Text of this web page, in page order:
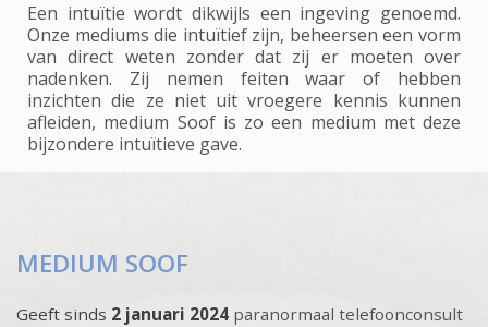
Een intuïtie wordt dikwijls een ingeving genoemd.
Onze mediums die intuïtief zijn, beheersen een vorm
van direct weten zonder dat zij er moeten over
nadenken. Zij nemen feiten waar of hebben
inzichten die ze niet uit vroegere kennis kunnen
afleiden, medium Soof is zo een medium met deze
bijzondere intuïtieve gave.
MEDIUM SOOF
Geeft sinds 2 januari 2024 paranormaal telefoonconsult